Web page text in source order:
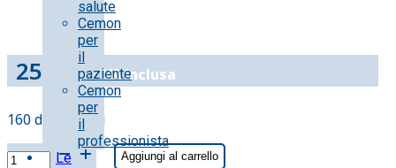
salute
Cemon
per
il
paziente
Cemon
per
il
professionista
Le
25.00 € IVA inclusa
160 disponibili
MICROVEN
Aggiungi al carrello